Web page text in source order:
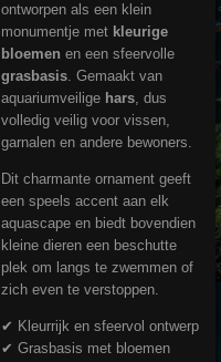
ontworpen als een klein
monumentje met kleurige
bloemen en een sfeervolle
grasbasis. Gemaakt van
aquariumveilige hars, dus
volledig veilig voor vissen,
garnalen en andere bewoners.
Dit charmante ornament geeft
een speels accent aan elk
aquascape en biedt bovendien
kleine dieren een beschutte
plek om langs te zwemmen of
zich even te verstoppen.
✔ Kleurrijk en sfeervol ontwerp
✔ Grasbasis met bloemen